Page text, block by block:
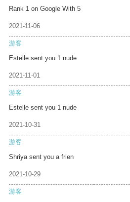
Rank 1 on Google With 5
2021-11-06
游客
Estelle sent you 1 nude
2021-11-01
游客
Estelle sent you 1 nude
2021-10-31
游客
Shriya sent you a frien
2021-10-29
游客